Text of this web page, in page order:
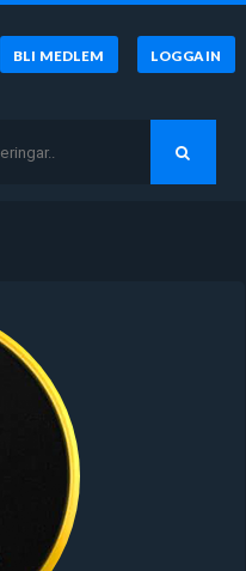
BLI MEDLEM LOGGA IN